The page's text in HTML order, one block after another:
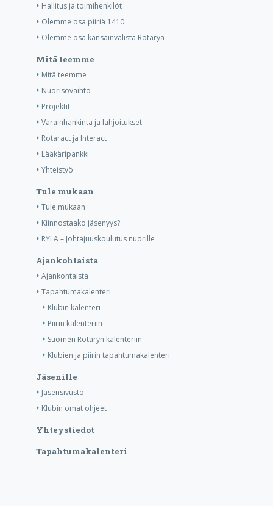
Hallitus ja toimihenkilöt
Olemme osa piiriä 1410
Olemme osa kansainvälistä Rotarya
Mitä teemme
Mitä teemme
Nuorisovaihto
Projektit
Varainhankinta ja lahjoitukset
Rotaract ja Interact
Lääkäripankki
Yhteistyö
Tule mukaan
Tule mukaan
Kiinnostaako jäsenyys?
RYLA – Johtajuuskoulutus nuorille
Ajankohtaista
Ajankohtaista
Tapahtumakalenteri
Klubin kalenteri
Piirin kalenteriin
Suomen Rotaryn kalenteriin
Klubien ja piirin tapahtumakalenteri
Jäsenille
Jäsensivusto
Klubin omat ohjeet
Yhteystiedot
Tapahtumakalenteri